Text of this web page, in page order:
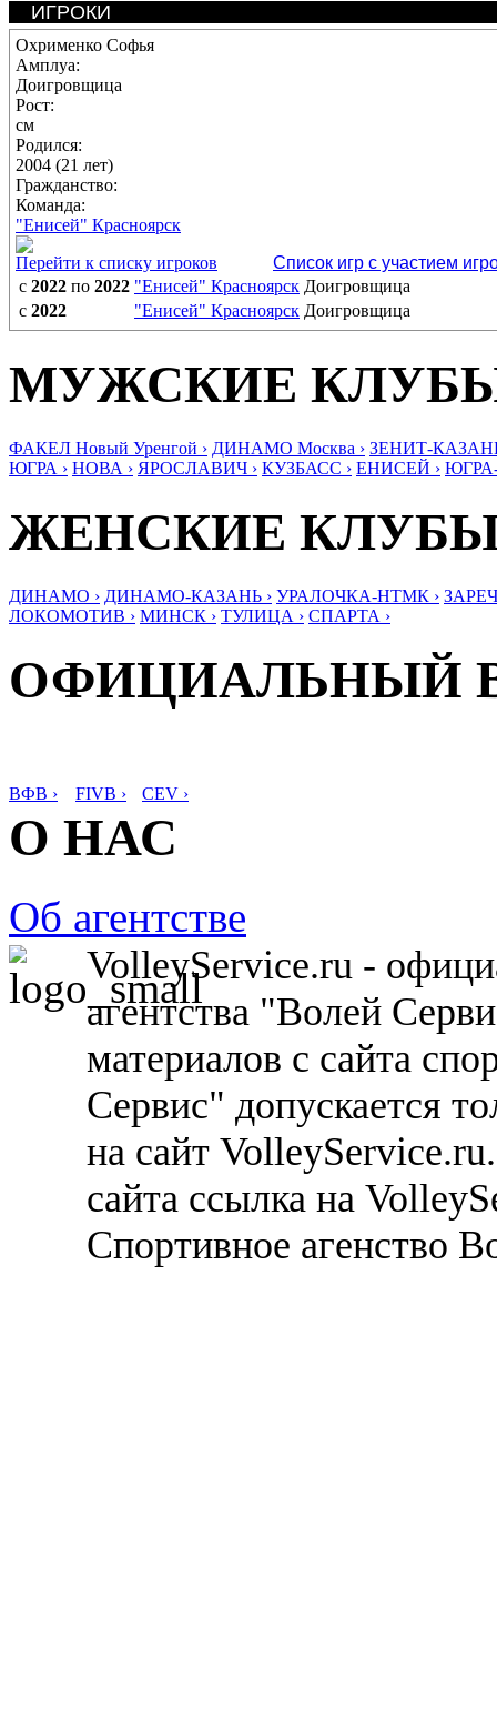
ИГРОКИ
Охрименко Софья
Амплуа:
Доигровщица
Рост:
см
Родился:
2004 (21 лет)
Гражданство:
Команда:
"Енисей" Красноярск
Перейти к списку игроков
Список игр с участием
с 2022 по 2022 "Енисей" Красноярск Доигровщица
с 2022 "Енисей" Красноярск Доигровщица
МУЖСКИЕ
ФАКЕЛ Новый Уренгой › ДИНАМО Москва › ЗЕНИТ-
ЮГРА › НОВА › ЯРОСЛАВИЧ › КУЗБАСС › ЕНИСЕЙ ›
ЖЕНСКИЕ
ДИНАМО › ДИНАМО-КАЗАНЬ › УРАЛОЧКА-НТМК ›
ЛОКОМОТИВ › МИНСК › ТУЛИЦА › СПАРТА ›
ОФИЦИАЛЬНЫЙ
ВФВ › FIVB › CEV ›
О НАС
Об агентстве
VolleyService.ru -
агентства "Волей
материалов с сайта
Сервис" допускается
на сайт
сайта ссылка на
Спортивное агенство